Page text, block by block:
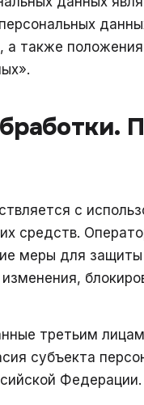
а также
с
средств.
меры для
третьим
субъекта
Федерации.